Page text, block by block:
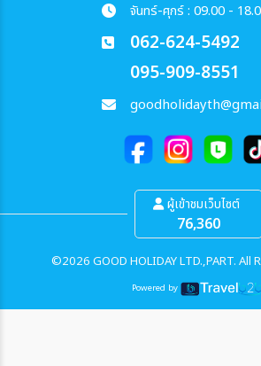
จันทร์-ศุกร์ : 09.00 -
062-624-5492
095-909-8551
ผู้เข้าชมเว็บไซต์
76,360
©2026 GOOD HOLIDAY LTD.,PART. All
Powered by